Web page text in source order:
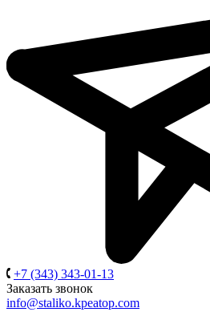
+7 (343) 343-01-13
Заказать звонок
info@staliko.kpeatop.com